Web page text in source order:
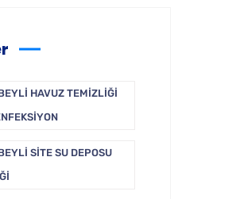
HAVUZ TEMIZLIĞI
SITE SU DEPOSU